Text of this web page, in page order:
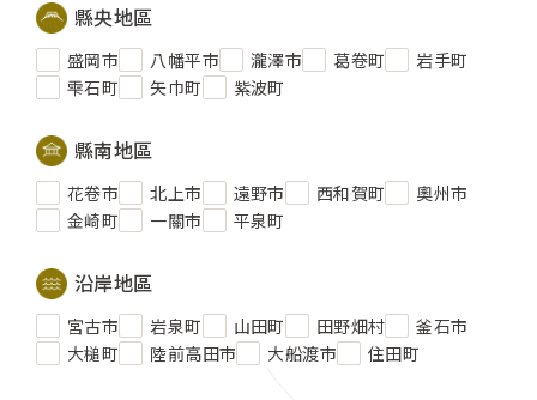
縣央地區
盛岡市 八幡平市 瀧澤市 葛卷町
岩手町
雫石町
矢巾町 紫波町
縣南地區
花卷市 北上市 遠野市 西和賀町
奧州市
金崎町
一關市 平泉町
沿岸地區
宮古市 岩泉町 山田町 田野畑村
釜石市
大槌町
陸前高田市 大船渡市 住田町